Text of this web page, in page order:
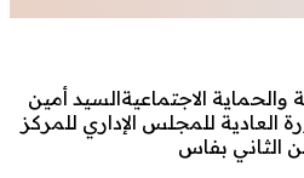
والحماية الاجتماعيةالسيد أمين
العادية للمجلس الإداري للمركز
الثاني بفاس